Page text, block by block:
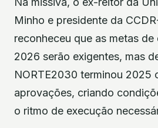
Minho e presidente da
reconheceu que as metas
2026 serão exigentes, mas
NORTE2030 terminou 2025
aprovações, criando
o ritmo de execução